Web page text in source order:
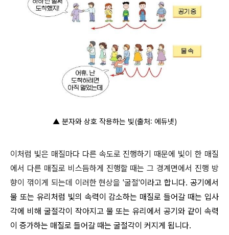
▲ 분자와 상호 작용하는 빛(출처: 에듀넷)
이처럼 빛은 매질마다 다른 속도로 진행하기 때문에 빛이 한 매질
에서 다른 매질로 비스듬하게 진행할 때는 그 경계면에서 진행 방
향이 꺾이게 되는데 이러한 현상을 '굴절'이라고 합니다. 공기에서
물 또는 유리처럼 빛의 속력이 감소하는 매질로 들어갈 때는 입사
각에 비해 굴절각이 작아지고 물 또는 유리에서 공기와 같이 속력
이 증가하는 매질로 들어갈 때는 굴절각이 커지게 됩니다.